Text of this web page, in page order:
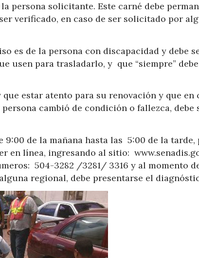
persona solicitante. Este carné debe
verificado, en caso de ser solicitado por
es de la persona con discapacidad y debe
usen para trasladarlo, y que “siempre”
estar atento para su renovación y que en
cambió de condición o fallezca, debe
de la mañana hasta las 5:00 de la tarde,
en línea, ingresando al sitio:
504-3282 /3281/ 3316 y al momento
regional, debe presentarse el